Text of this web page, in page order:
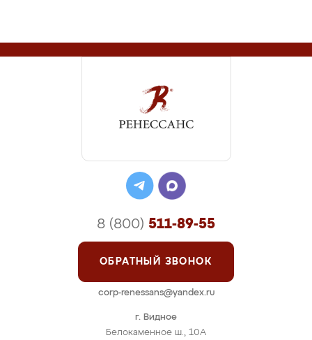
г. Видное
Белокаменное ш., 10А
8 (800) 511-89-55
ОБРАТНЫЙ ЗВОНОК
corp-renessans@yandex.ru